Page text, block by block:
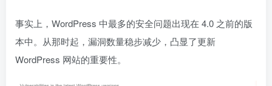
事实上，WordPress 中最多的安全问题出现在 4.0 之前的版
本中。从那时起，漏洞数量稳步减少，凸显了更新
WordPress 网站的重要性。